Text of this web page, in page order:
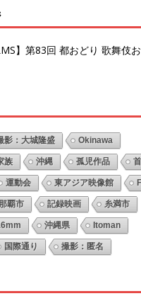
】第83回 都おどり 歌舞伎
影：大城隆盛 Okinawa
族 沖縄 孤児作品
運動会 東アジア映像館
覇市 記録映画 糸満市
沖縄県 Itoman
国際通り 撮影：匿名